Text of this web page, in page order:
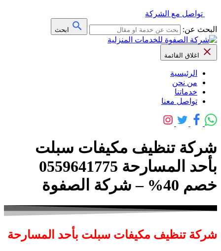
تواصل مع الشركة
البحث عن:
ابحث
اغلاق القائمة
الرئيسية
من نحن
خدماتنا
تواصل معنا
شركة تنظيف مكيفات سبلت
بأحد المسارحة 0559641775
خصم 40% – شركة الصفوة
شركة تنظيف مكيفات سبلت بأحد المسارحة